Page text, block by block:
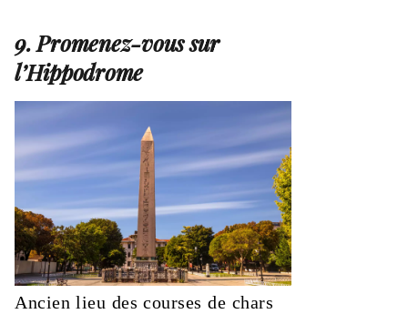
9. Promenez-vous sur
l’Hippodrome
Ancien lieu des courses de chars